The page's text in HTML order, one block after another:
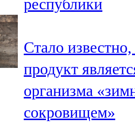
республики
Стало
продукт
организма
сокровищем»